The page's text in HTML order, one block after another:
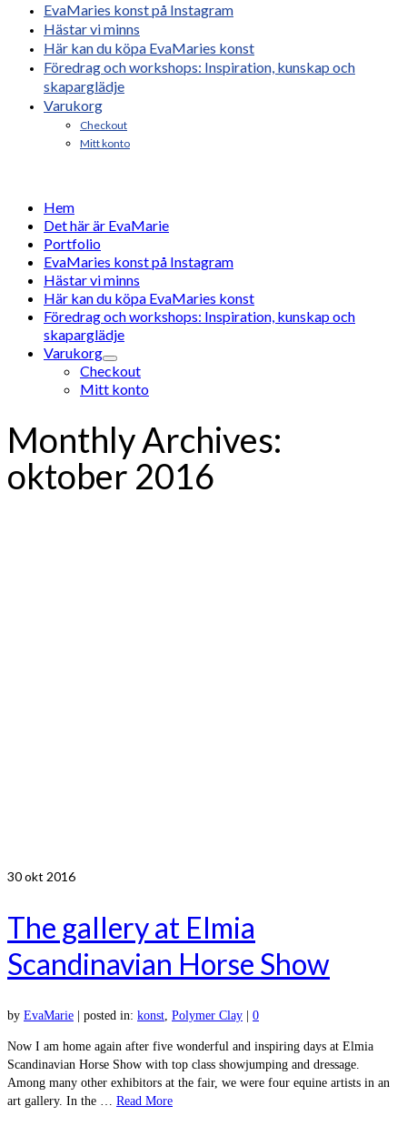
EvaMaries konst på Instagram
Hästar vi minns
Här kan du köpa EvaMaries konst
Föredrag och workshops: Inspiration, kunskap och
skaparglädje
Varukorg
Checkout
Mitt konto
Hem
Det här är EvaMarie
Portfolio
EvaMaries konst på Instagram
Hästar vi minns
Här kan du köpa EvaMaries konst
Föredrag och workshops: Inspiration, kunskap och
skaparglädje
Varukorg
Checkout
Mitt konto
Monthly Archives:
oktober 2016
30okt 2016
The gallery at Elmia
Scandinavian Horse Show
by EvaMarie posted in: konst, Polymer Clay 0
Now I am home again after five wonderful and inspiring days at Elmia
Scandinavian Horse Show with top class showjumping and dressage.
Among many other exhibitors at the fair, we were four equine artists in an
art gallery. In the … Read More